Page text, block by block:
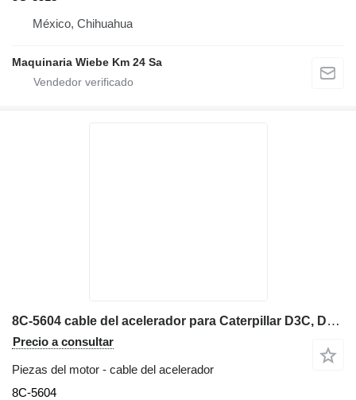
México, Chihuahua
Maquinaria Wiebe Km 24 Sa
8C-5604 cable del acelerador para Caterpillar D3C, D4C, D5C bulldozer
Precio a consultar
Piezas del motor - cable del acelerador
8C-5604